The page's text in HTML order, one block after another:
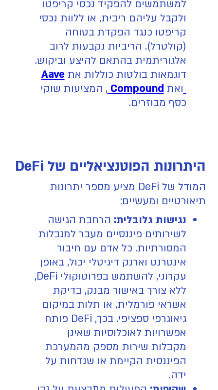
למשתמשים להפקיד נכסי קריפטו
ולקבל עליהם ריבית, או ללוות נכסי
קריפטו כנגד הפקדת בטוחה
(קולטרל). הריביות נקבעות לרוב
אלגוריתמית בהתאם להיצע וביקוש.
דוגמאות בולטות כוללות אתAave
ואת Compound , המציעות שוקי
כסף מבוזרים.
היתרונות הפוטנציאליים של DeFi
המודל של DeFi מציע מספר יתרונות
תיאורטיים ומעשיים:
נגישות גלובלית: הרחבת הגישה
לשירותים פיננסיים מעבר למגבלות
המסורתיות. כל אדם עם חיבור
אינטרנט וארנק דיגיטלי יכול, באופן
עקרוני, להשתמש בפרוטוקולי DeFi,
ללא צורך באישור מבנק, בדיקת
אשראי פורמלית, או תלות במיקום
גיאוגרפי ספציפי. בכך, DeFi פותח
אפשרויות לאוכלוסיות שאינן
מקבלות שירות מספק מהמערכת
הפיננסית הקיימת או שנדחות על
ידה.